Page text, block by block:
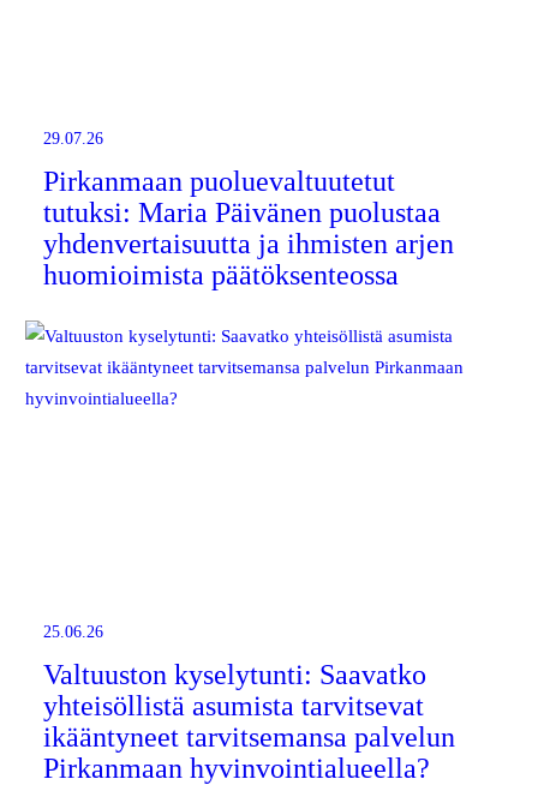
29.07.26
Pirkanmaan puoluevaltuutetut
tutuksi: Maria Päivänen puolustaa
yhdenvertaisuutta ja ihmisten arjen
huomioimista päätöksenteossa
25.06.26
Valtuuston kyselytunti: Saavatko
yhteisöllistä asumista tarvitsevat
ikääntyneet tarvitsemansa palvelun
Pirkanmaan hyvinvointialueella?